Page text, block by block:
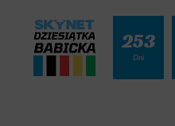
253
Dni